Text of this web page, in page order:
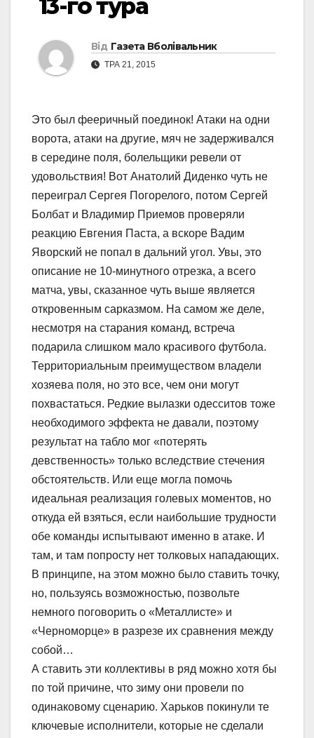
13-го тура
Від Газета Вболівальник
ТРА 21, 2015
Это был фееричный поединок! Атаки на одни
ворота, атаки на другие, мяч не задерживался
в середине поля, болельщики ревели от
удовольствия! Вот Анатолий Диденко чуть не
переиграл Сергея Погорелого, потом Сергей
Болбат и Владимир Приемов проверяли
реакцию Евгения Паста, а вскоре Вадим
Яворский не попал в дальний угол. Увы, это
описание не 10-минутного отрезка, а всего
матча, увы, сказанное чуть выше является
откровенным сарказмом. На самом же деле,
несмотря на старания команд, встреча
подарила слишком мало красивого футбола.
Территориальным преимуществом владели
хозяева поля, но это все, чем они могут
похвастаться. Редкие вылазки одесситов тоже
необходимого эффекта не давали, поэтому
результат на табло мог «потерять
девственность» только вследствие стечения
обстоятельств. Или еще могла помочь
идеальная реализация голевых моментов, но
откуда ей взяться, если наибольшие трудности
обе команды испытывают именно в атаке. И
там, и там попросту нет толковых нападающих.
В принципе, на этом можно было ставить точку,
но, пользуясь возможностью, позвольте
немного поговорить о «Металлисте» и
«Черноморце» в разрезе их сравнения между
собой…
А ставить эти коллективы в ряд можно хотя бы
по той причине, что зиму они провели по
одинаковому сценарию. Харьков покинули те
ключевые исполнители, которые не сделали